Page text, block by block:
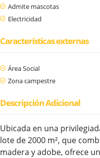
Admite mascotas
Electricidad
Características externas
Área Social
Zona campestre
Descripción Adicional
Ubicada en una
lote de 2000 m², que
madera y adobe, ofrece